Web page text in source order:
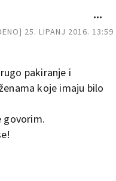
25. LIPANJ 2016. 13:59
pakiranje i
koje imaju bilo
govorim.